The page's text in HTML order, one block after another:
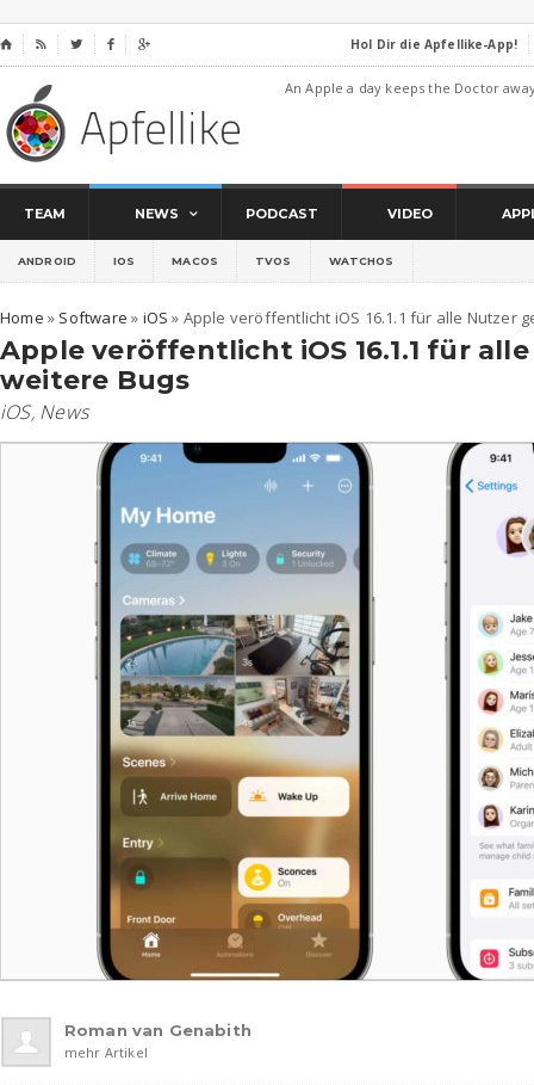
⌂     Hol Dir die Apfellike-App!
An Apple a day keeps the Doctor
TEAM NEWS PODCAST VIDEO
ANDROID IOS MACOS TVOS WATCHOS
Home » Software » iOS » Apple veröffentlicht iOS 16.1.1 für alle Nutzer
Apple veröffentlicht iOS 16.1.1 für
weitere Bugs
iOS, News
Roman van Genabith
mehr Artikel